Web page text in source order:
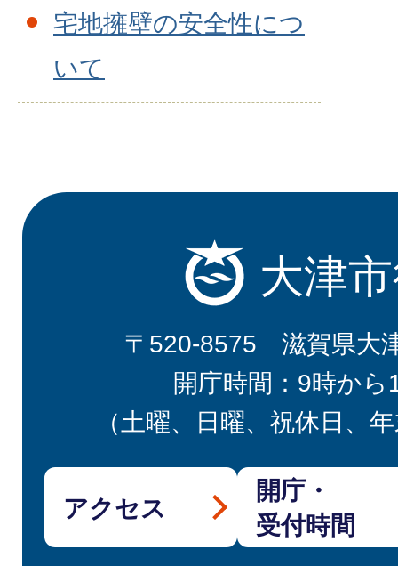
宅地擁壁の安全性につ
いて
大津
〒520-8575 滋賀県大
開庁時間：9時から
（土曜、日曜、祝休日、
アクセス
開庁・
受付時間